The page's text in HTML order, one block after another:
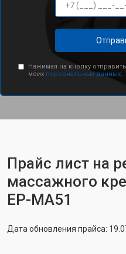
Нажимая на кнопку
моих персональных данных.
Прайс лист на
массажного
EP-MA51
Дата обновления прайса: